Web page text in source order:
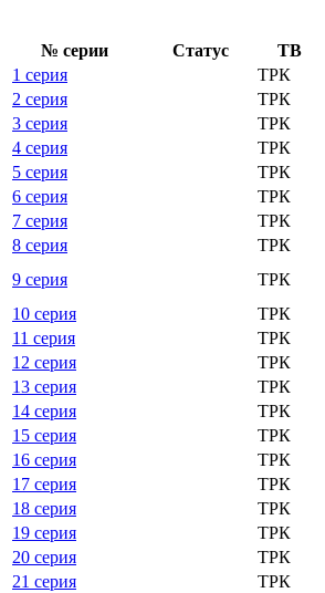
№ се­рии Ста­тус ТВ
1 серия
ТРК
2 серия
ТРК
3 серия
ТРК
4 серия
ТРК
5 серия
ТРК
6 серия
ТРК
7 серия
ТРК
8 серия
ТРК
9 серия
ТРК
10 серия
ТРК
11 серия
ТРК
12 серия
ТРК
13 серия
ТРК
14 серия
ТРК
15 серия
ТРК
16 серия
ТРК
17 серия
ТРК
18 серия
ТРК
19 серия
ТРК
20 серия
ТРК
21 серия
ТРК